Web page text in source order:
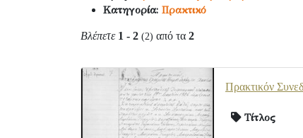
Κατηγορία: Πρακτικό
Βλέπετε 1 - 2 (2) από τα 2
Πρακτικόν
Τίτλος